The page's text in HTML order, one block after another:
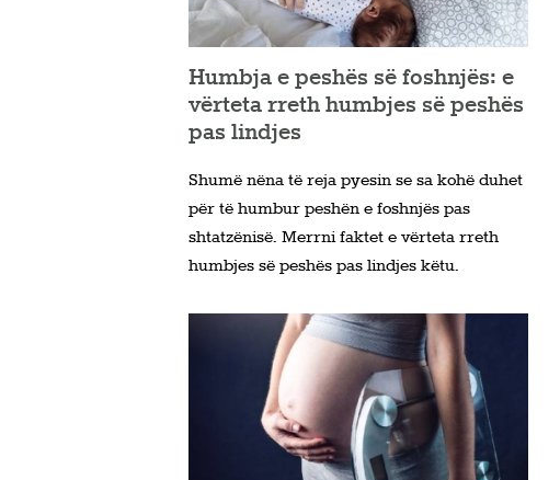
Humbja e peshës së foshnjës: e
vërteta rreth humbjes së peshës
pas lindjes
Shumë nëna të reja pyesin se sa kohë duhet
për të humbur peshën e foshnjës pas
shtatzënisë. Merrni faktet e vërteta rreth
humbjes së peshës pas lindjes këtu.